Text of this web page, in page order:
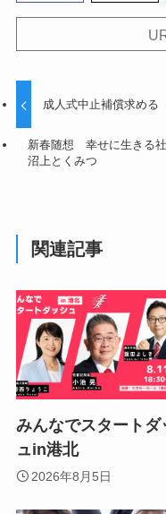
成人式中止補償求め
新春随想 幸せに生きる
沼上とくみつ
関連記事
みんなでスタートダ
ュin港北
2026年8月5日